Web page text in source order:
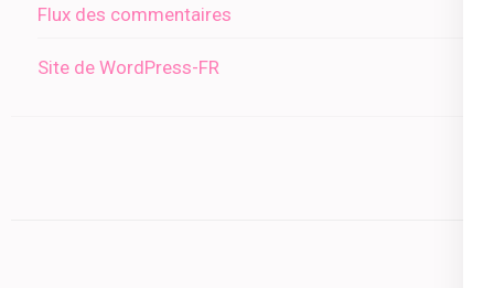
Flux des commentaires
Site de WordPress-FR